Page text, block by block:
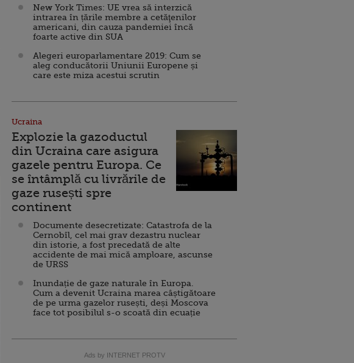
New York Times: UE vrea să interzică
intrarea în țările membre a cetăţenilor
americani, din cauza pandemiei încă
foarte active din SUA
Alegeri europarlamentare 2019: Cum se
aleg conducătorii Uniunii Europene și
care este miza acestui scrutin
Ucraina
Explozie la gazoductul
din Ucraina care asigura
gazele pentru Europa. Ce
se întâmplă cu livrările de
gaze rusești spre
continent
Documente desecretizate: Catastrofa de la
Cernobîl, cel mai grav dezastru nuclear
din istorie, a fost precedată de alte
accidente de mai mică amploare, ascunse
de URSS
Inundație de gaze naturale în Europa.
Cum a devenit Ucraina marea câștigătoare
de pe urma gazelor rusești, deși Moscova
face tot posibilul s-o scoată din ecuație
Ads by INTERNET PROTV